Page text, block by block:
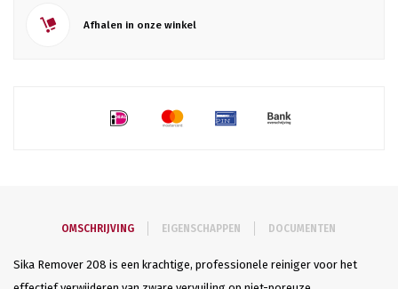
Afhalen in onze winkel
OMSCHRIJVING EIGENSCHAPPEN DOCUMENTEN
Sika Remover 208 is een krachtige, professionele reiniger voor het